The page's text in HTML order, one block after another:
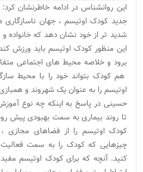
این روانشناس در ادامه خاطرنشان
جدید کودک اوتیسم ، جهان ناسازگاری
شدید تر از خود نشان دهد که خانواده و
این منظور کودک اوتیسم باید ورزش
برود و خلاصه محیط های اجتماعی
هم کودک بتواند خود را با محیط
اوتیسم را به عنوان یک شهروند و
حسینی در پاسخ به اینکه چه نوع
تا روند بیماری به سمت بهبودی پیش
کودک اوتیسم را از فضاهای مجازی
چیزهایی که کودک را به سمت
کنید. آنچه که برای کودک اوتیسم